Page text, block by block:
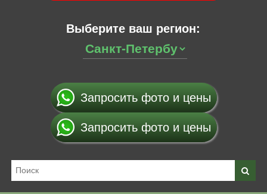
Выберите ваш регион:
Запросить фото и цены
Запросить фото и цены